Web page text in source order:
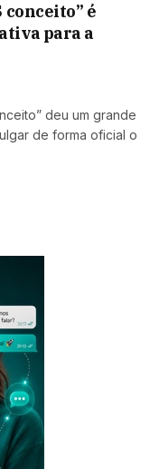
é
para a
deu um grande
de forma oficial o